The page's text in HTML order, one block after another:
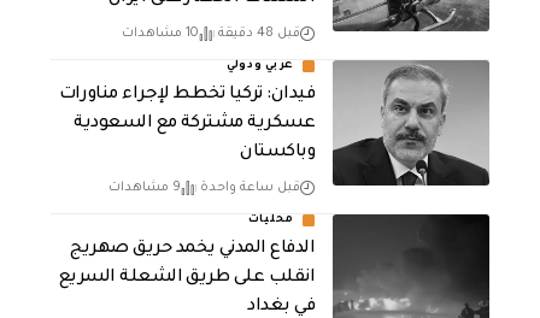
قبل 48 دقيقة 10 مشاهدات
عربي ودولي
فيدان: تركيا تخطط لإجراء مناورات
عسكرية مشتركة مع السعودية
وباكستان
قبل ساعة واحدة 9 مشاهدات
محليات
الدفاع المدني يخمد حريق صهريج
انقلب على طريق الشعلة السريع
في بغداد